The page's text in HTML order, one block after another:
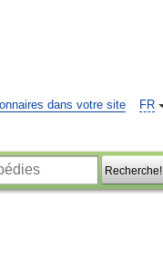
FR
dans votre site
Recherche!